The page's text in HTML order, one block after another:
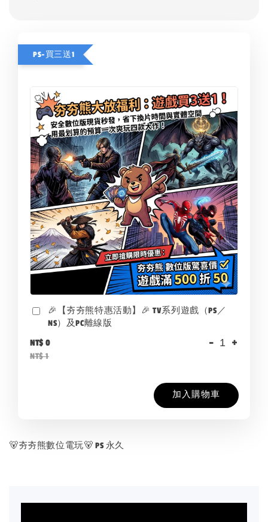
PS-買三送1
🎉【夯夯熊特惠活動】🎉 TV系列遊戲（PS／
NS）及PC離線版
NT$ 0
NT$ 1
- +
加入購物車
🐻夯夯熊數位電玩🐻 PS 永久